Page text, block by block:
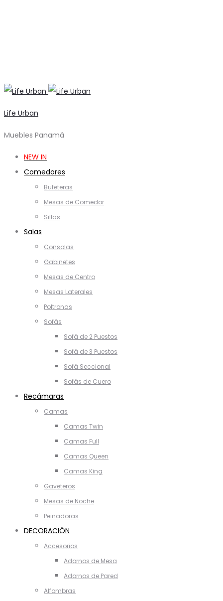
Life Urban
Muebles Panamá
NEW IN
Comedores
Bufeteras
Mesas de Comedor
Sillas
Salas
Consolas
Gabinetes
Mesas de Centro
Mesas Laterales
Poltronas
Sofás
Sofá de 2 Puestos
Sofá de 3 Puestos
Sofá Seccional
Sofás de Cuero
Recámaras
Camas
Camas Twin
Camas Full
Camas Queen
Camas King
Gaveteros
Mesas de Noche
Peinadoras
DECORACIÓN
Accesorios
Adornos de Mesa
Adornos de Pared
Alfombras